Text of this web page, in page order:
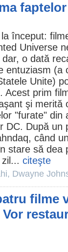
început:
Universe
o dată
entuziasm (a
Unite)
. Acest prim
şi merită
"furate" din
DC. După un
când
stare să dea
citeşte
, Dwayne
filme